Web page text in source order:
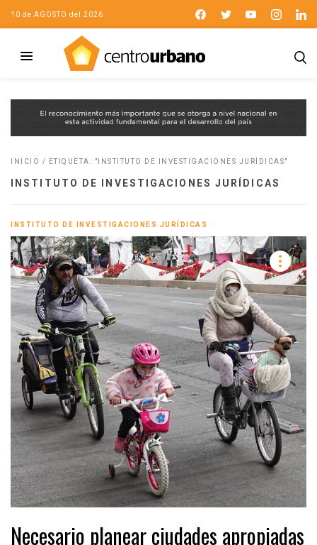
10 de AGOSTO del 2026
INICIO / ETIQUETA: "INSTITUTO DE INVESTIGACIONES JURÍDICAS"
INSTITUTO DE INVESTIGACIONES JURÍDICAS
INSTITUTO DE INVESTIGACIONES JURÍDICAS
Necesario planear ciudades apropiadas